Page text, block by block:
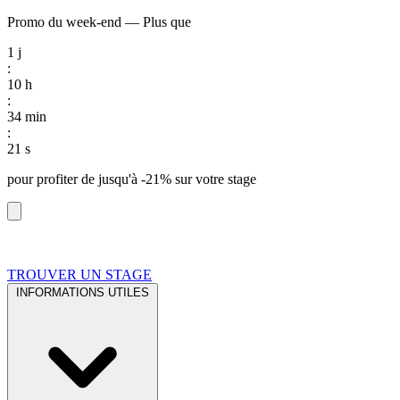
Promo du week-end — Plus que
1 j
:
10 h
:
34 min
:
20 s
pour profiter de jusqu'à -21% sur votre stage
TROUVER UN STAGE
INFORMATIONS UTILES